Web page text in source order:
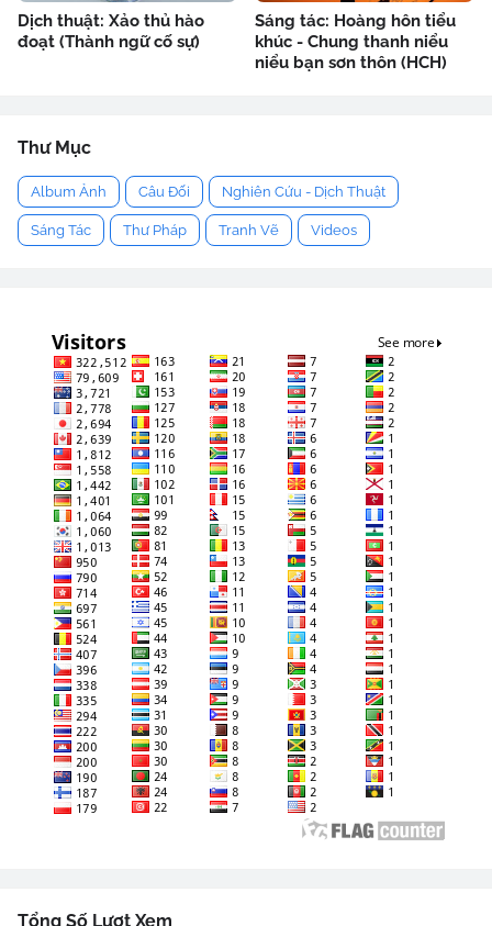
Dịch thuật: Xảo thủ hào
đoạt (Thành ngữ cố sự)
Sáng tác: Hoàng hôn tiểu
khúc - Chung thanh niểu
niểu bạn sơn thôn (HCH)
Thư Mục
Album Ảnh Câu Đối Nghiên Cứu - Dịch Thuật
Sáng Tác Thư Pháp Tranh Vẽ Videos
Tổng Số Lượt Xem